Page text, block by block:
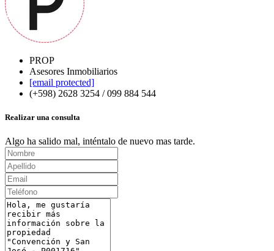
PROP
Asesores Inmobiliarios
[email protected]
(+598) 2628 3254 / 099 884 544
Realizar una consulta
Algo ha salido mal, inténtalo de nuevo mas tarde.